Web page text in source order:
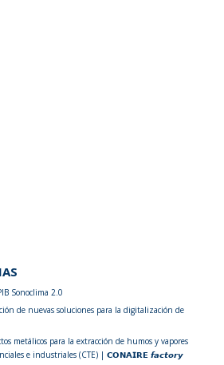
Sonoclima 2.0
de nuevas soluciones para la digitalización de
metálicos para la extracción de humos y vapores
e industriales (CTE) | 𝗖𝗢𝗡𝗔𝗜𝗥𝗘 𝙛𝙖𝙘𝙩𝙤𝙧𝙮